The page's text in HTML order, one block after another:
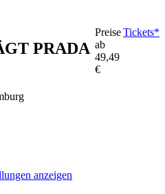
PRADA
Preise
ab
49,49
€
Tickets*
anzeigen